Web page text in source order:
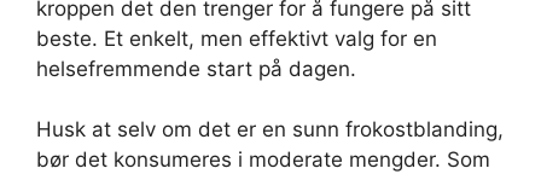
kroppen det den trenger for å fungere på sitt
beste. Et enkelt, men effektivt valg for en
helsefremmende start på dagen.
Husk at selv om det er en sunn frokostblanding,
bør det konsumeres i moderate mengder. Som